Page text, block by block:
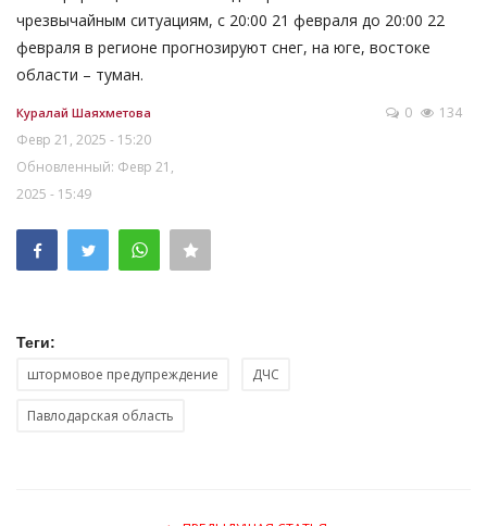
чрезвычайным ситуациям, с 20:00 21 февраля до 20:00 22
февраля в регионе прогнозируют снег, на юге, востоке
области – туман.
Куралай Шаяхметова
Февр 21, 2025 - 15:20
Обновленный: Февр 21,
2025 - 15:49
0 134
Теги:
штормовое предупреждение ДЧС
Павлодарская область